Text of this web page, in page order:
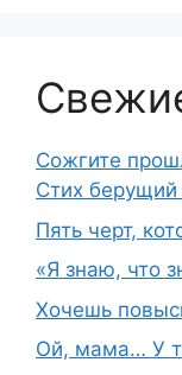
Сожгите
Стих
Пять черт,
«Я знаю, что
Хочешь
Ой, мама… У